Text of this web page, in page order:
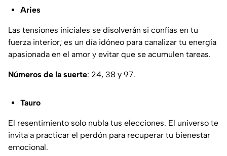
Aries
Las tensiones iniciales se disolverán si confías en tu
fuerza interior; es un día idóneo para canalizar tu energía
apasionada en el amor y evitar que se acumulen tareas.
Números de la suerte: 24, 38 y 97.
Tauro
El resentimiento solo nubla tus elecciones. El universo te
invita a practicar el perdón para recuperar tu bienestar
emocional.